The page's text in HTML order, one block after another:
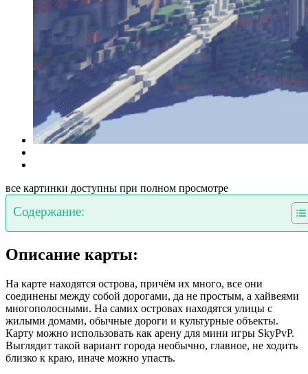
все картинки доступны при полном просмотре
Содержание:
Описание карты:
На карте находятся острова, причём их много, все они
соединены между собой дорогами, да не простым, а хайвеями
многополосными. На самих островах находятся улицы с
жилыми домами, обычные дороги и культурные объекты.
Карту можно использовать как арену для мини игры SkyPvP.
Выглядит такой вариант города необычно, главное, не ходить
близко к краю, иначе можно упасть.